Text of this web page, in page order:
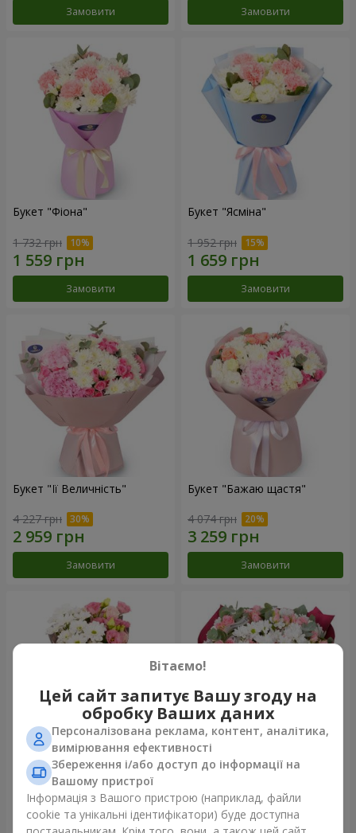
Замовити Замовити
Букет "Фіона"
1 732 грн
Замовити
Букет "Ясміна"
1 952 грн
Замовити
Букет "Її Величність"
4 227 грн
Замовити
Букет "Бажаю щастя"
4 074 грн
Замовити
Букет "Юмокі"
1 175 грн
Букет "Чарівність ніжності"
3 249 грн
Вітаємо!
Цей сайт запитує Вашу згоду на
обробку Ваших даних
Персоналізована реклама, контент, аналітика,
вимірювання ефективності
Збереження і/або доступ до інформації на
Вашому пристрої
Інформація з Вашого пристрою (наприклад, файли
cookie та унікальні ідентифікатори) буде доступна